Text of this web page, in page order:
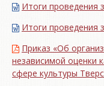
Итоги проведения
Итоги проведения
Приказ «Об
независимой оценки
сфере культуры